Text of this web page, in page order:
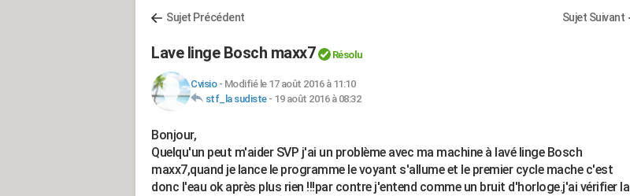
Sujet Précédent Sujet Suivant
Lave linge Bosch maxx7 Résolu
Cvisio- Modifié le 17 août 2016 à 11:10
stf_la sudiste- 19 août 2016 à 08:32
Bonjour,
Quelqu'un peut m'aider SVP j'ai un problème avec ma machine à lavé linge Bosch
maxx7,quand je lance le programme le voyant s'allume et le premier cycle mache c'est
donc l'eau ok après plus rien !!!par contre j'entend comme un bruit d'horloge.j'ai vérifier la